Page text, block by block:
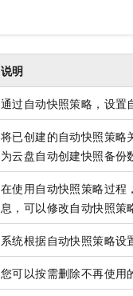
说明
通过自动快照策略，设置
将已创建的自动快照策略
为云盘自动创建快照备份
在使用自动快照策略过程
息，可以修改自动快照策
系统根据自动快照策略设
您可以按需删除不再使用